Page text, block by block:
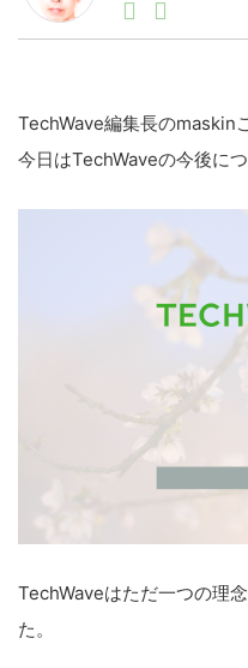
ートアップ業界の
生から普及成長ま
注目される。通信
スクとして数億
などを経て、現在
TechWave編集長のmaskin
今日はTechWaveの今後に
TechWaveはただ一つの理
た。
暗号資産
VR/AR
LINE
特集